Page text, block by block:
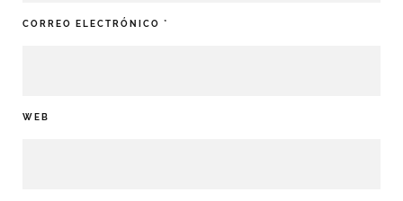
CORREO ELECTRÓNICO *
WEB